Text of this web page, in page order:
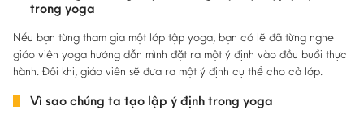
trong yoga
Nếu bạn từng tham gia một lớp tập yoga, bạn có lẽ đã từng nghe
giáo viên yoga hướng dẫn mình đặt ra một ý định vào đầu buổi thực
hành. Đôi khi, giáo viên sẽ đưa ra một ý định cụ thể cho cả lớp.
Vì sao chúng ta tạo lập ý định trong yoga